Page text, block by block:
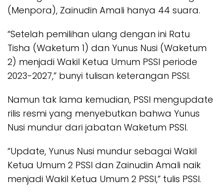
(Menpora), Zainudin Amali hanya 44 suara.
“Setelah pemilihan ulang dengan ini Ratu
Tisha (Waketum 1) dan Yunus Nusi (Waketum
2) menjadi Wakil Ketua Umum PSSI periode
2023-2027,” bunyi tulisan keterangan PSSI.
Namun tak lama kemudian, PSSI mengupdate
rilis resmi yang menyebutkan bahwa Yunus
Nusi mundur dari jabatan Waketum PSSI.
“Update, Yunus Nusi mundur sebagai Wakil
Ketua Umum 2 PSSI dan Zainudin Amali naik
menjadi Wakil Ketua Umum 2 PSSI,” tulis PSSI.